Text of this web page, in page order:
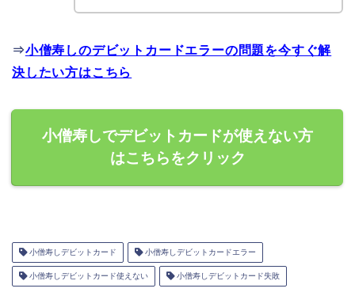
⇒小僧寿しのデビットカードエラーの問題を今すぐ解
決したい方はこちら
小僧寿しでデビットカードが使えない方
はこちらをクリック
小僧寿しデビットカード 小僧寿しデビットカードエラー
小僧寿しデビットカード使えない 小僧寿しデビットカード失敗